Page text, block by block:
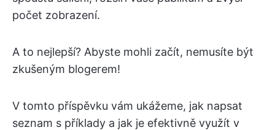
počet zobrazení.
A to nejlepší? Abyste mohli začít, nemusíte být
zkušeným blogerem!
V tomto příspěvku vám ukážeme, jak napsat
seznam s příklady a jak je efektivně využít v